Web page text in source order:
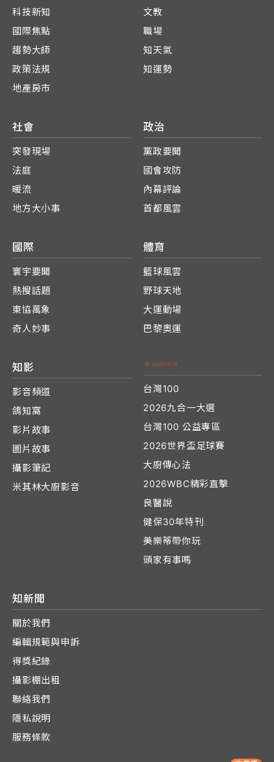
科技新知
國際焦點
趨勢大師
政策法規
地產房市
文教
職場
知天氣
知運勢
社會
突發現場
法庭
暖流
地方大小事
政治
黨政要聞
國會攻防
內幕評論
首都風雲
國際
寰宇要聞
熱搜話題
東協萬象
奇人妙事
體育
籃球風雲
野球天地
大運動場
巴黎奧運
知影
影音頻道
鴿知窩
影片故事
圖片故事
攝影筆記
米其林大廚影音
台灣100
2026九合一大選
台灣100 公益專區
2026世界盃足球賽
大廚傳心法
2026WBC精彩直擊
良醫說
健保30年特刊
美樂蒂帶你玩
頭家有事嗎
知新聞
關於我們
編輯規範與申訴
得獎紀錄
攝影棚出租
聯絡我們
隱私說明
服務條款